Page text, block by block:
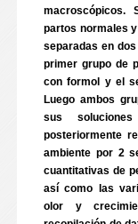
macroscópicos.
partos normales
separadas en
primer grupo de
con formol y el
Luego ambos
sus
posteriormente
ambiente por 2
cuantitativas de
así como las
olor y